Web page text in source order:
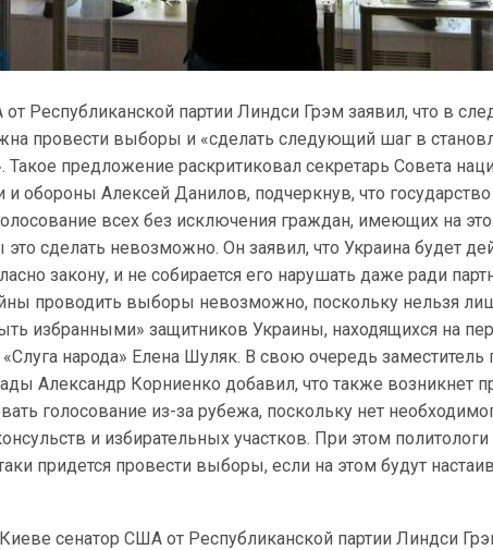
Республиканской партии Линдси Грэм заявил, что в
провести выборы и «сделать следующий шаг в
Такое предложение раскритиковал секретарь Совета
и обороны Алексей Данилов, подчеркнув, что
всех без исключения граждан, имеющих на
сделать невозможно. Он заявил, что Украина будет
закону, и не собирается его нарушать даже ради
проводить выборы невозможно, поскольку нельзя
избранными» защитников Украины, находящихся на
«Слуга народа» Елена Шуляк. В свою очередь заместитель
Александр Корниенко добавил, что также возникнет
голосование из-за рубежа, поскольку нет
и избирательных участков. При этом
придется провести выборы, если на этом будут
сенатор США от Республиканской партии Линдси